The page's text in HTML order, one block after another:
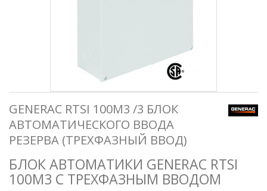
GENERAC RTSI 100M3 /3 БЛОК
АВТОМАТИЧЕСКОГО ВВОДА
РЕЗЕРВА (ТРЕХФАЗНЫЙ ВВОД)
БЛОК АВТОМАТИКИ GENERAC RTSI
100M3 С ТРЕХФАЗНЫМ ВВОДОМ